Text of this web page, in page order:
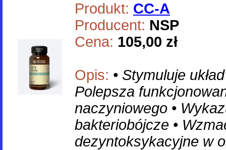
Produkt: CC-A
Producent: NSP
Cena: 105,00 zł
Opis: • Stymuluje
Polepsza
naczyniowego •
bakteriobójcze •
dezyntoksykacyjne w